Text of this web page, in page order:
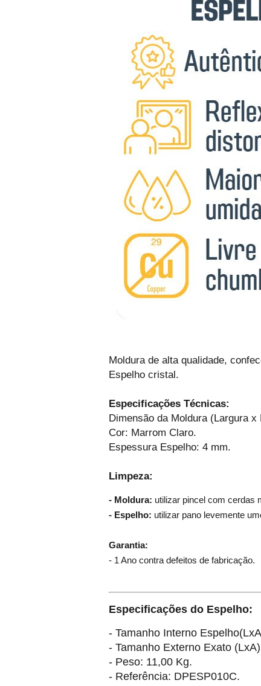
Moldura de alta qualidade,
Espelho cristal.
Especificações Técnicas:
Dimensão da Moldura (Largura x
Cor: Marrom Claro.
Espessura Espelho: 4 mm.
Limpeza:
- Moldura: utilizar pincel com cerdas
- Espelho: utilizar pano levemente
Garantia:
- 1 Ano contra defeitos de fabricação.
Especificações do Espelho:
- Tamanho Interno Espelho(LxA
- Tamanho Externo Exato
- Peso: 11,00 Kg.
- Referência: DPESP010C.